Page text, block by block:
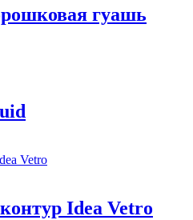
гуашь
Idea Vetro